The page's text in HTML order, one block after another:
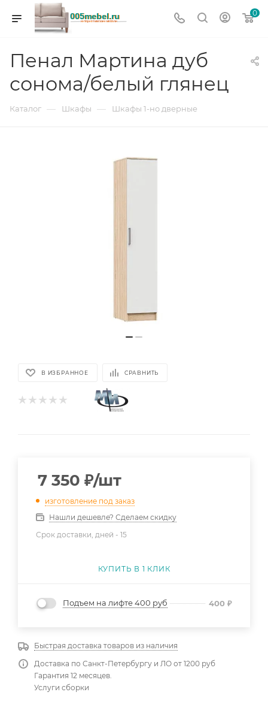
0
Пенал Мартина дуб
сонома/белый глянец
Каталог — Шкафы — Шкафы 1-но дверные
В ИЗБРАННОЕ СРАВНИТЬ
7 350 ₽/шт
изготовление под заказ
Нашли дешевле? Сделаем скидку
Срок доставки, дней - 15
КУПИТЬ В 1 КЛИК
Подъем на лифте 400 руб 400 ₽
Быстрая доставка товаров из наличия
Доставка по Санкт-Петербургу и ЛО от 1200 руб
Гарантия 12 месяцев.
Услуги сборки